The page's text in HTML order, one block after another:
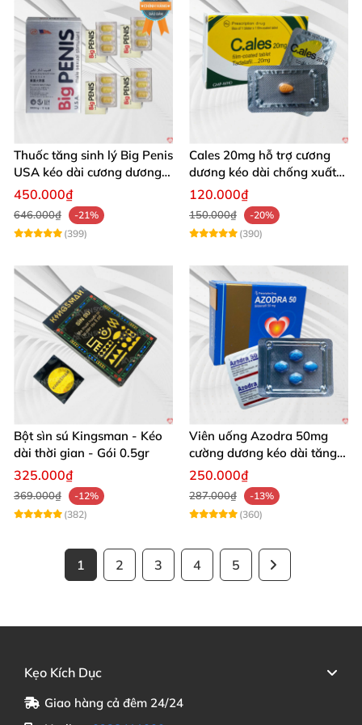
Thuốc tăng sinh lý Big Penis
USA kéo dài cương dương
chống xuất tinh sớm
450.000₫
646.000₫
-21%
(399)
Cales 20mg hỗ trợ cương
dương kéo dài chống xuất
tinh sớm thành phần
120.000₫
150.000₫
-20%
(390)
Bột sìn sú Kingsman - Kéo
dài thời gian - Gói 0.5gr
325.000₫
369.000₫
-12%
(382)
Viên uống Azodra 50mg
cường dương kéo dài tăng
sinh lý nam
250.000₫
287.000₫
-13%
(360)
1 2 3 4 5
Kẹo Kích Dục
Giao hàng cả đêm 24/24